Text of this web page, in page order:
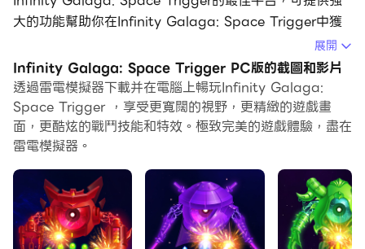
大的功能幫助你在Infinity Galaga: Space Trigger中獲
當你在電腦上玩Infinity Galaga: Space Trigger的時
候，你可以調整幀頻設定，享受流暢的遊戲體驗和酷炫的遊
戲畫面。
雷電模擬器還提供配置好的鍵盤映射，以最大限度地方便你
控制整個遊戲的操作。鍵盤映射功能的不斷最佳化還提高了
按鍵靈敏度和技能釋放精準度。為了增強你的遊戲體驗，雷
電模擬器還為你配置了特殊的按鈕，如射擊按鈕、隱藏滑鼠
按鈕、連續按鍵等。
展開
Infinity Galaga: Space Trigger PC版的截圖和影片
透過雷電模擬器下載并在電腦上暢玩Infinity Galaga:
Space Trigger ，享受更寬闊的視野，更精緻的遊戲畫
面，更酷炫的戰鬥技能和特效。極致完美的遊戲體驗，盡在
雷電模擬器。